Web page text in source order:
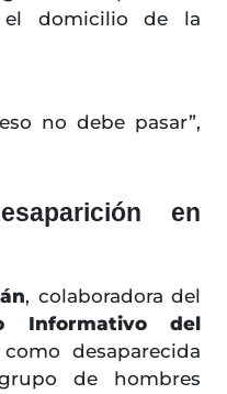
el domicilio de la
no debe pasar”,
en
, colaboradora del
Informativo del
desaparecida
de hombres